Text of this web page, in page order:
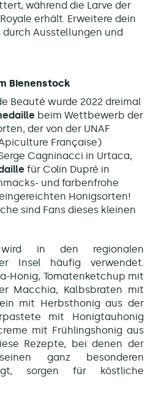
während die Larve der
erhält. Erweitere dein
durch Ausstellungen und
Bienenstock
Beauté wurde 2022 dreimal
beim Wettbewerb der
der von der UNAF
Française)
Cagninacci in Urtaca,
für Colin Dupré in
und farbenfrohe
Honigsorten!
sind Fans dieses kleinen
wird in den regionalen
Insel häufig verwendet.
Honig, Tomatenketchup mit
Macchia, Kalbsbraten mit
mit Herbsthonig aus der
mit Honigtauhonig
mit Frühlingshonig aus
Rezepte, bei denen der
ganz besonderen
sorgen für köstliche